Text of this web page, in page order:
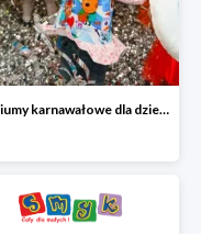
Kostiumy karnawałowe dla dzieci w Smyku do -40%